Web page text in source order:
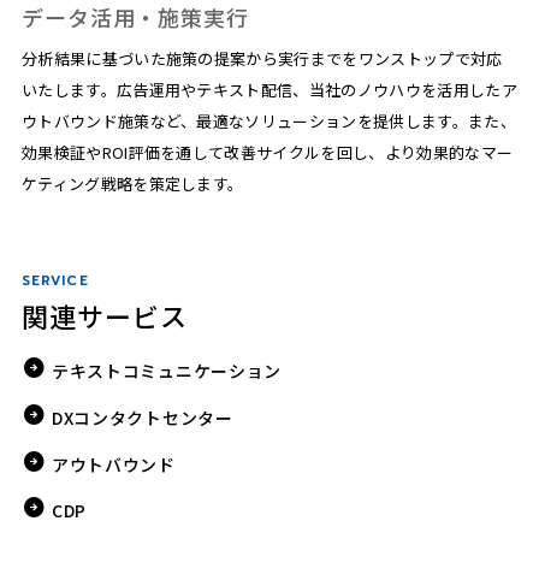
データ活用・施策実行
分析結果に基づいた施策の提案から実行までをワンストップで対応
いたします。広告運用やテキスト配信、当社のノウハウを活用したア
ウトバウンド施策など、最適なソリューションを提供します。また、
効果検証やROI評価を通して改善サイクルを回し、より効果的なマー
ケティング戦略を策定します。
SERVICE
関連サービス
テキストコミュニケーション
DXコンタクトセンター
アウトバウンド
CDP